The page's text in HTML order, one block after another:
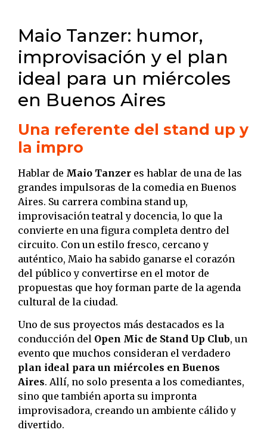
Maio Tanzer: humor,
improvisación y el plan
ideal para un miércoles
en Buenos Aires
Una referente del stand up y
la impro
Hablar de Maio Tanzer es hablar de una de las
grandes impulsoras de la comedia en Buenos
Aires. Su carrera combina stand up,
improvisación teatral y docencia, lo que la
convierte en una figura completa dentro del
circuito. Con un estilo fresco, cercano y
auténtico, Maio ha sabido ganarse el corazón
del público y convertirse en el motor de
propuestas que hoy forman parte de la agenda
cultural de la ciudad.
Uno de sus proyectos más destacados es la
conducción del Open Mic de Stand Up Club, un
evento que muchos consideran el verdadero
plan ideal para un miércoles en Buenos
Aires. Allí, no solo presenta a los comediantes,
sino que también aporta su impronta
improvisadora, creando un ambiente cálido y
divertido.